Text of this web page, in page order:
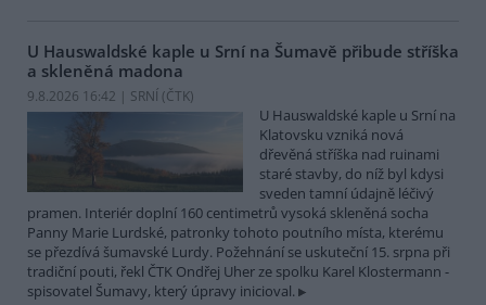
U Hauswaldské kaple u Srní na Šumavě přibude stříška
a skleněná madona
9.8.2026 16:42 | SRNÍ (ČTK)
U Hauswaldské kaple u Srní na
Klatovsku vzniká nová
dřevěná stříška nad ruinami
staré stavby, do níž byl kdysi
sveden tamní údajně léčivý
pramen. Interiér doplní 160 centimetrů vysoká skleněná socha
Panny Marie Lurdské, patronky tohoto poutního místa, kterému
se přezdívá šumavské Lurdy. Požehnání se uskuteční 15. srpna při
tradiční pouti, řekl ČTK Ondřej Uher ze spolku Karel Klostermann -
spisovatel Šumavy, který úpravy inicioval.